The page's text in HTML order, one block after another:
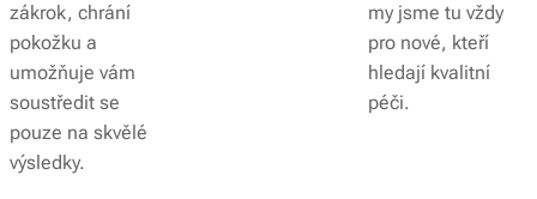
zákrok, chrání
pokožku a
umožňuje vám
soustředit se
pouze na skvělé
výsledky.
my jsme tu vždy
pro nové, kteří
hledají kvalitní
péči.